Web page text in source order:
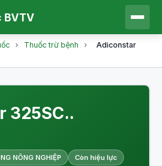
BVTV
› Thuốc trừ bệnh ›
Adiconstar
325SC..
NÔNG NGHIỆP
Còn hiệu lực